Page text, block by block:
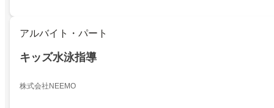
アルバイト・パート
キッズ水泳指導
株式会社NEEMO